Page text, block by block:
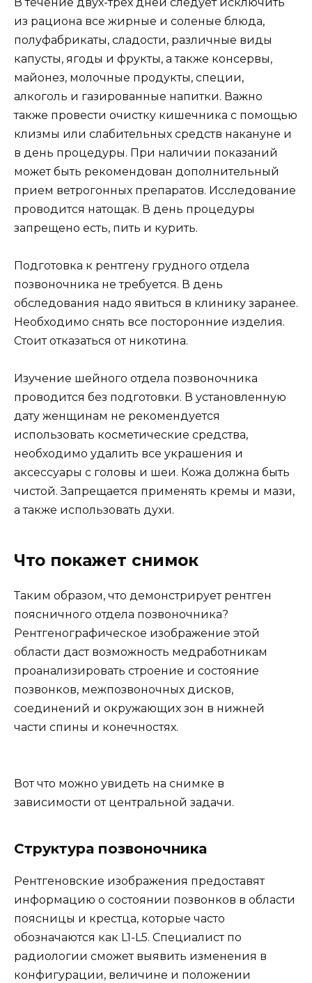
из рациона все жирные и соленые блюда,
полуфабрикаты, сладости, различные виды
капусты, ягоды и фрукты, а также консервы,
майонез, молочные продукты, специи,
алкоголь и газированные напитки. Важно
также провести очистку кишечника с помощью
клизмы или слабительных средств накануне и
в день процедуры. При наличии показаний
может быть рекомендован дополнительный
прием ветрогонных препаратов. Исследование
проводится натощак. В день процедуры
запрещено есть, пить и курить.
Подготовка к рентгену грудного отдела
позвоночника не требуется. В день
обследования надо явиться в клинику заранее.
Необходимо снять все посторонние изделия.
Стоит отказаться от никотина.
Изучение шейного отдела позвоночника
проводится без подготовки. В установленную
дату женщинам не рекомендуется
использовать косметические средства,
необходимо удалить все украшения и
аксессуары с головы и шеи. Кожа должна быть
чистой. Запрещается применять кремы и мази,
а также использовать духи.
Что покажет снимок
Таким образом, что демонстрирует рентген
поясничного отдела позвоночника?
Рентгенографическое изображение этой
области даст возможность медработникам
проанализировать строение и состояние
позвонков, межпозвоночных дисков,
соединений и окружающих зон в нижней
части спины и конечностях.
Вот что можно увидеть на снимке в
зависимости от центральной задачи.
Структура позвоночника
Рентгеновские изображения предоставят
информацию о состоянии позвонков в области
поясницы и крестца, которые часто
обозначаются как L1-L5. Специалист по
радиологии сможет выявить изменения в
конфигурации, величине и положении